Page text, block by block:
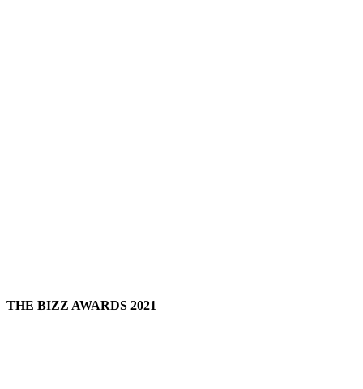
THE BIZZ AWARDS 2021